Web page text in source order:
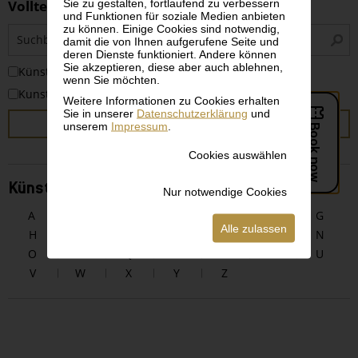
und Funktionen für soziale Medien anbieten
zu können. Einige Cookies sind notwendig,
damit die von Ihnen aufgerufene Seite und
deren Dienste funktioniert. Andere können
Sie akzeptieren, diese aber auch ablehnen,
wenn Sie möchten.
Weitere Informationen zu Cookies erhalten
Sie in unserer Datenschutzerklärung und
unserem Impressum
Cookies auswählen
Nur notwendige Cookies
Alle zulassen
Volltextsuche
KünstlerInnen
Kunstwerke
SUCHEN
KünstlerInnen alphabetisch
A E F
G
H
L M
N
O
U
V
W X Y Z